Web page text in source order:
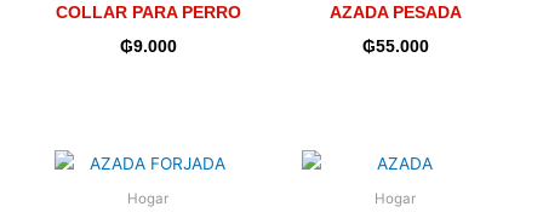
COLLAR PARA PERRO
₲9.000
AZADA PESADA
₲55.000
Hogar Hogar